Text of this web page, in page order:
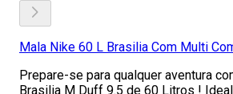
Mala Nike 60 L Brasilia Com Multi
Prepare-se para qualquer aventura
Brasilia M Duff 9.5 de 60 Litros !